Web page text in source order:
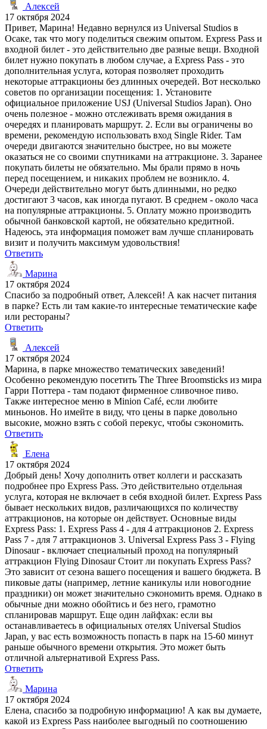
Алексей
17 октября 2024
Привет, Марина! Недавно вернулся из Universal Studios в
Осаке, так что могу поделиться свежим опытом. Express Pass и
входной билет - это действительно две разные вещи. Входной
билет нужно покупать в любом случае, а Express Pass - это
дополнительная услуга, которая позволяет проходить
некоторые аттракционы без длинных очередей. Вот несколько
советов по организации посещения: 1. Установите
официальное приложение USJ (Universal Studios Japan). Оно
очень полезное - можно отслеживать время ожидания в
очередях и планировать маршрут. 2. Если вы ограничены во
времени, рекомендую использовать вход Single Rider. Там
очереди двигаются значительно быстрее, но вы можете
оказаться не со своими спутниками на аттракционе. 3. Заранее
покупать билеты не обязательно. Мы брали прямо в ночь
перед посещением, и никаких проблем не возникло. 4.
Очереди действительно могут быть длинными, но редко
достигают 3 часов, как иногда пугают. В среднем - около часа
на популярные аттракционы. 5. Оплату можно производить
обычной банковской картой, не обязательно кредитной.
Надеюсь, эта информация поможет вам лучше спланировать
визит и получить максимум удовольствия!
Ответить
Марина
17 октября 2024
Спасибо за подробный ответ, Алексей! А как насчет питания
в парке? Есть ли там какие-то интересные тематические кафе
или рестораны?
Ответить
Алексей
17 октября 2024
Марина, в парке множество тематических заведений!
Особенно рекомендую посетить The Three Broomsticks из мира
Гарри Поттера - там подают фирменное сливочное пиво.
Также интересное меню в Minion Café, если любите
миньонов. Но имейте в виду, что цены в парке довольно
высокие, можно взять с собой перекус, чтобы сэкономить.
Ответить
Елена
17 октября 2024
Добрый день! Хочу дополнить ответ коллеги и рассказать
подробнее про Express Pass. Это действительно отдельная
услуга, которая не включает в себя входной билет. Express Pass
бывает нескольких видов, различающихся по количеству
аттракционов, на которые он действует. Основные виды
Express Pass: 1. Express Pass 4 - для 4 аттракционов 2. Express
Pass 7 - для 7 аттракционов 3. Universal Express Pass 3 - Flying
Dinosaur - включает специальный проход на популярный
аттракцион Flying Dinosaur Стоит ли покупать Express Pass?
Это зависит от сезона вашего посещения и вашего бюджета. В
пиковые даты (например, летние каникулы или новогодние
праздники) он может значительно сэкономить время. Однако в
обычные дни можно обойтись и без него, грамотно
спланировав маршрут. Еще один лайфхак: если вы
останавливаетесь в официальных отелях Universal Studios
Japan, у вас есть возможность попасть в парк на 15-60 минут
раньше обычного времени открытия. Это может быть
отличной альтернативой Express Pass.
Ответить
Марина
17 октября 2024
Елена, спасибо за подробную информацию! А как вы думаете,
какой из Express Pass наиболее выгодный по соотношению